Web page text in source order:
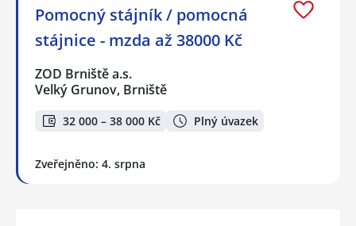
Pomocný stájník / pomocná
stájnice - mzda až 38000 Kč
ZOD Brniště a.s.
Velký Grunov, Brniště
32 000 – 38 000 Kč Plný úvazek
Zveřejněno: 4. srpna